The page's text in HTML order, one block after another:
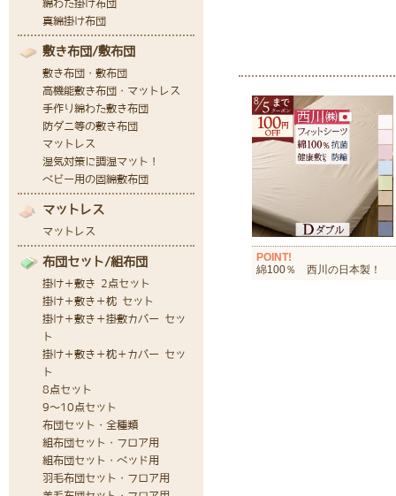
POINT!
綿100％ 西川の日本製！